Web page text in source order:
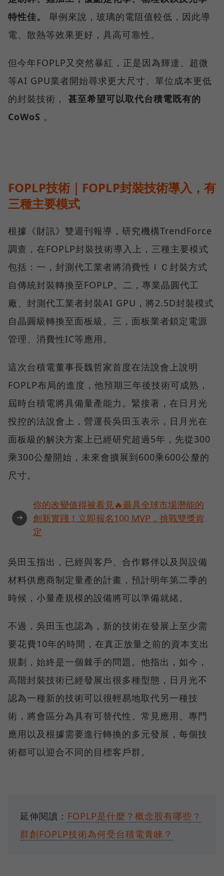
特性佳。
舉例來說，玻璃的電阻值較低，因此導
電、散熱等效果更好，具高可靠性。
但今年FOPLP又突然暴紅，正是因為輝達、超微
等AI GPU業者開始尋求更大尺寸、單位成本更低
的封裝技術， 甚至希望可以取代台積電既有的
CoWoS 。
FOPLP技術｜FOPLP封裝技術導入，有
三種主要模式
根據《財訊》雙週刊報導，研究機構TrendForce
調查，在FOPLP封裝技術導入上，三種主要模式
包括：一，封測代工業者將消費性ＩＣ封裝方式
自傳統封裝轉換至FOPLP。二，專業晶圓代工
廠、封測代工業者封裝AI GPU，將2.5D封裝模式
自晶圓級轉換至面板級。三，面板業者鎖定電源
管理、消費性IC等應用。
這次台積電董事長魏哲家首度在法說會上說明
FOPLP布局的進度，他預期三年後技術可成熟，
屆時台積電將具備量產能力。緊接著，在日月光
投控的法說會上，營運長吳田玉表示，日月光在
面板級的解決方案上已經研究超過5年，先從300
乘300公釐開始，未來會擴展到600乘600公釐的
尺寸。
➜
你的改變值得被看見🔥最具全球市場潛能的
創新實踐！立即報名100 MVP，挑戰雙獎肯
定
吳田玉指出，已經與客戶、合作夥伴以及與設備
材料供應商制定量產的計畫，預計明年第二季的
時候，小量產規模的設備將可以準備就緒。
不過，吳田玉也認為，新的技術在發展上至少需
要花費10年的時間，在真正放量之前的資本支出
規劃，始終是一個棘手的問題。他指出，如今，
高階封裝技術已經發展出很多種型態，日月光不
認為一種新的技術可以很輕易地取代另一種技
術，將會區分為具有可替代性、常見應用、專門
應用以及根據需要進行轉換的多元發展，每個技
術都可以迎合不同的目標客戶群。
延伸閱讀： FOPLP是什麼？概念股有哪些？
群創FOPLP技術為何受台積電青睞？